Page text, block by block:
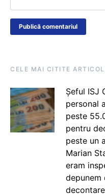
CELE MAI CITITE
Șeful ISJ
personal
peste
pentru
peste un
Marian
eram
depunem